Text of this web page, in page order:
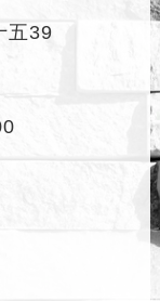
五39